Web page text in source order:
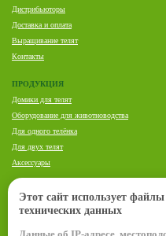
Дистрибьюторы
Доставка и оплата
Выращивание телят
Контакты
ПРОДУКЦИЯ
Домики для телят
Оборудование для животноводства
Для одного телёнка
Для двух телят
Аксессуары
Этот сайт использует
технических данных